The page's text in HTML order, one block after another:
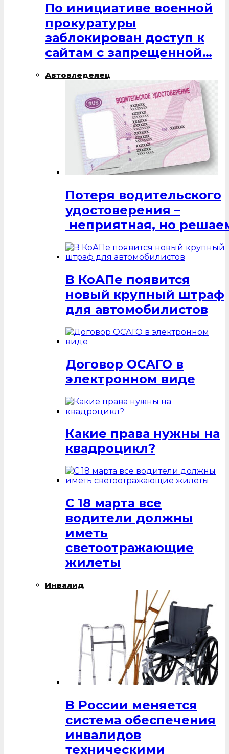
По инициативе военной
прокуратуры
заблокирован доступ к
сайтам с запрещенной…
Автовледелец
Потеря водительского
удостоверения –
неприятная, но
В КоАПе появится
новый крупный штраф
для автомобилистов
Договор ОСАГО в
электронном виде
Какие права нужны на
квадроцикл?
С 18 марта все
водители должны
иметь
светоотражающие
жилеты
Инвалид
В России меняется
система обеспечения
инвалидов
техническими